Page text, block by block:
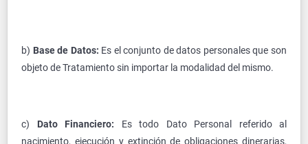
b) Base de Datos: Es el conjunto de datos personales que son
objeto de Tratamiento sin importar la modalidad del mismo.
c) Dato Financiero: Es todo Dato Personal referido al
nacimiento, ejecución y extinción de obligaciones dinerarias,